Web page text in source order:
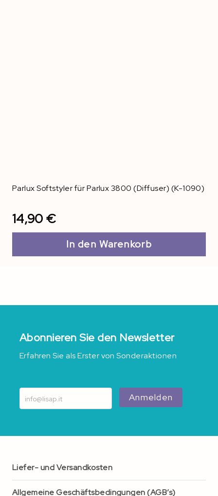
Parlux Softstyler für Parlux 3800 (Diffuser) (K-1090)
14,90 €
In den Warenkorb
Abonnieren Sie den Newsletter
Erfahren Sie als Erster von Sonderaktionen
Anmelden
Liefer- und Versandkosten
Allgemeine Geschäftsbedingungen (AGB’s)